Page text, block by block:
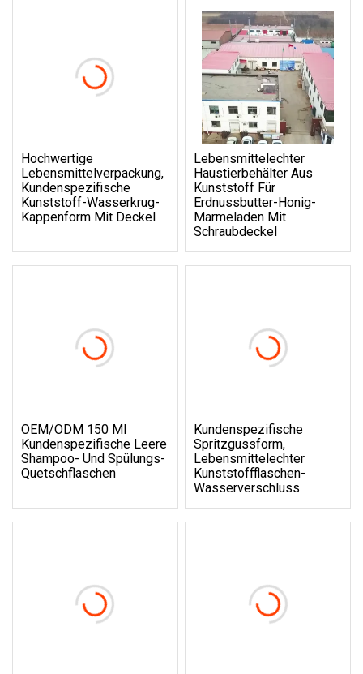
Hochwertige
Lebensmittelverpackung,
Kundenspezifische
Kunststoff-Wasserkrug-
Kappenform Mit Deckel
Lebensmittelechter
Haustierbehälter Aus
Kunststoff Für
Erdnussbutter-Honig-
Marmeladen Mit
Schraubdeckel
OEM/ODM 150 Ml
Kundenspezifische Leere
Shampoo- Und Spülungs-
Quetschflaschen
Kundenspezifische
Spritzgussform,
Lebensmittelechter
Kunststoffflaschen-
Wasserverschluss